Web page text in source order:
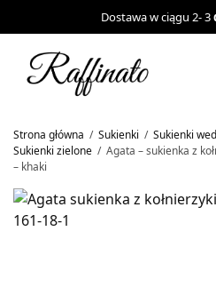
Dostawa w ciągu 2- 3
Strona główna / Sukienki / Sukienki
Sukienki zielone / Agata – sukienka z
– khaki